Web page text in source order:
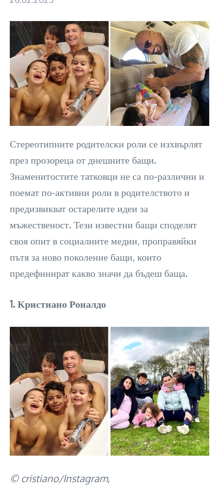
Стереотипните родителски роли се изхвърлят
през прозореца от днешните бащи.
Знаменитостите татковци не са по-различни и
поемат по-активни роли в родителството и
предизвикват остарелите идеи за
мъжественост. Тези известни бащи споделят
своя опит в социалните медии, проправяйки
пътя за ново поколение бащи, които
предефинират какво значи да бъдеш баща.
1. Кристиано Роналдо
© cristiano/Instagram,